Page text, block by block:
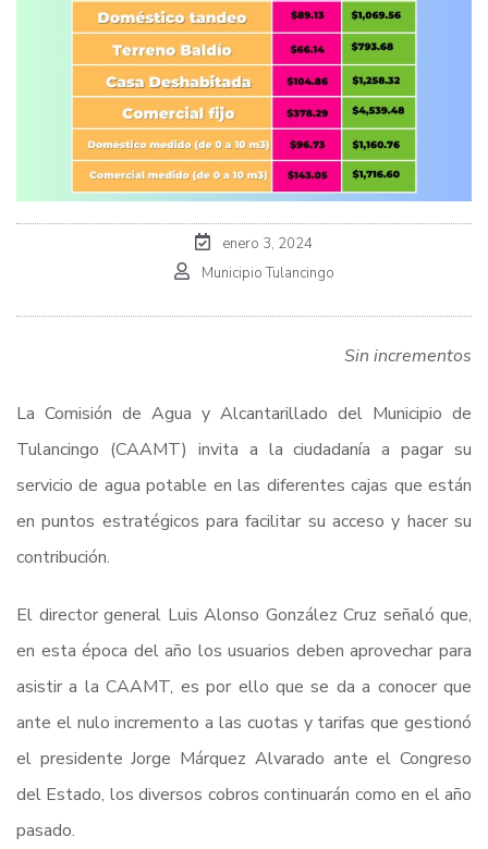
enero 3, 2024
Municipio Tulancingo
Sin incrementos
La Comisión de Agua y Alcantarillado del Municipio de
Tulancingo (CAAMT) invita a la ciudadanía a pagar su
servicio de agua potable en las diferentes cajas que están
en puntos estratégicos para facilitar su acceso y hacer su
contribución.
El director general Luis Alonso González Cruz señaló que,
en esta época del año los usuarios deben aprovechar para
asistir a la CAAMT, es por ello que se da a conocer que
ante el nulo incremento a las cuotas y tarifas que gestionó
el presidente Jorge Márquez Alvarado ante el Congreso
del Estado, los diversos cobros continuarán como en el año
pasado.